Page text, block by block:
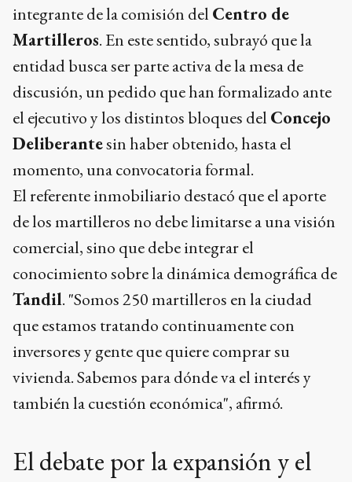
integrante de la comisión del Centro de
Martilleros. En este sentido, subrayó que la
entidad busca ser parte activa de la mesa de
discusión, un pedido que han formalizado ante
el ejecutivo y los distintos bloques del Concejo
Deliberantesin haber obtenido, hasta el
momento, una convocatoria formal.
El referente inmobiliario destacó que el aporte
de los martilleros no debe limitarse a una visión
comercial, sino que debe integrar el
conocimiento sobre la dinámica demográfica de
Tandil. "Somos 250 martilleros en la ciudad
que estamos tratando continuamente con
inversores y gente que quiere comprar su
vivienda. Sabemos para dónde va el interés y
también la cuestión económica", afirmó.
El debate por la expansión y el